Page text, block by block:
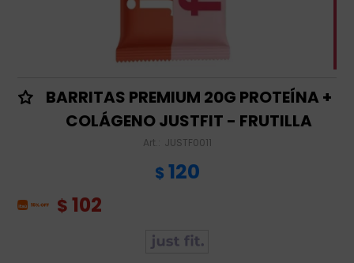
BARRITAS PREMIUM 20G PROTEÍNA +
COLÁGENO JUSTFIT - FRUTILLA
JUSTF0011
$ 120
$ 102